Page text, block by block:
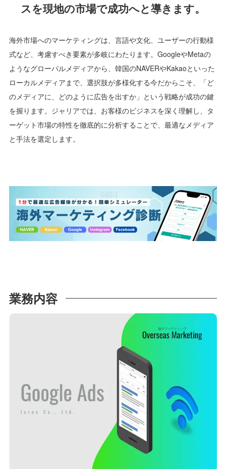
スを現地の市場で成功へと導きます。
海外市場へのマーケティングは、言語や文化、ユーザーの行動様
式など、考慮すべき要素が多岐にわたります。GoogleやMetaの
ようなグローバルメディアから、韓国のNAVERやKakaoといった
ローカルメディアまで、選択肢が多様化する今だからこそ、「ど
のメディアに、どのように広告を出すか」という戦略が成功の鍵
を握ります。ジャリアでは、お客様のビジネスを深く理解し、タ
ーゲット市場の特性を徹底的に分析することで、最適なメディア
と手法を選定します。
業務内容